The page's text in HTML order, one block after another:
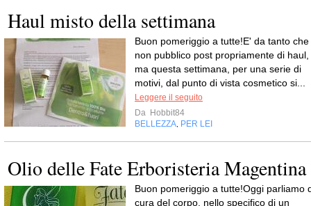
Haul misto della settimana
Buon pomeriggio a tutte!E' da tanto che
non pubblico post propriamente di haul,
ma questa settimana, per una serie di
motivi, dal punto di vista cosmetico si...
Leggere il seguito
Da Hobbit84
BELLEZZA PER LEI
Olio delle Fate Erboristeria Magentina
Buon pomeriggio a tutte!Oggi parliamo
cura del corpo, nello specifico di un